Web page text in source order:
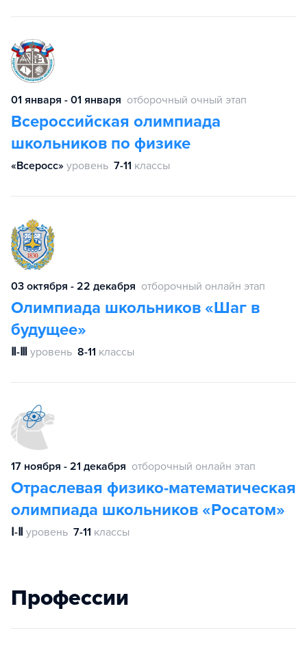
01 января - 01 января отборочный очный этап
Всероссийская олимпиада
школьников по физике
«Всеросс» уровень 7-11 классы
03 октября - 22 декабря отборочный онлайн этап
Олимпиада школьников «Шаг в
будущее»
Ⅱ-Ⅲ уровень 8-11 классы
17 ноября - 21 декабря отборочный онлайн этап
Отраслевая физико-математическая
олимпиада школьников «Росатом»
Ⅰ-Ⅱ уровень 7-11 классы
Профессии